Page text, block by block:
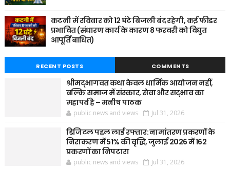
कटनी में रविवार को 12 घंटे बिजली बंद रहेगी, कई फीडर
प्रभावित (संधारण कार्य के कारण 8 फरवरी को विद्युत
आपूर्ति बाधित)
RECENT POSTS COMMENTS
श्रीमद्भागवत कथा केवल धार्मिक आयोजन नहीं,
बल्कि समाज में संस्कार, सेवा और सद्भाव का
महापर्व है – मनीष पाठक
public news and views Jul 31, 2026
डिजिटल पहल लाई रफ्तार: नामांतरण प्रकरणों के
निराकरण में 51% की वृद्धि, जुलाई 2026 में 162
प्रकरणों का निपटारा
public news and views Jul 31, 2026